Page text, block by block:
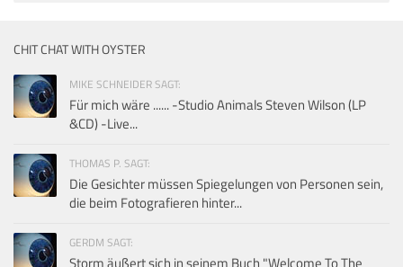
CHIT CHAT WITH OYSTER
MIKE SCHNEIDER SAGT:
Für mich wäre ...... -Studio Animals Steven Wilson (LP
&CD) -Live...
THOMAS P. SAGT:
Die Gesichter müssen Spiegelungen von Personen sein,
die beim Fotografieren hinter...
GERDM SAGT: